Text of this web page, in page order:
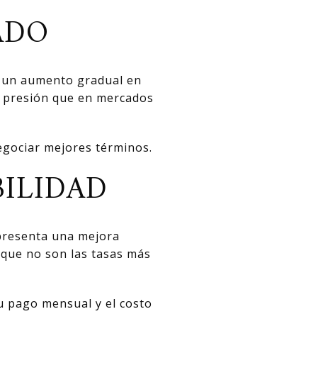
aumento gradual en
que en mercados
mejores términos.
una mejora
no son las tasas más
pago mensual y el costo